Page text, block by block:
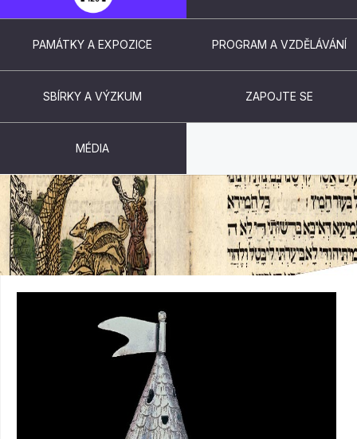
PAMÁTKY A EXPOZICE PROGRAM A VZDĚLÁVÁNÍ
SBÍRKY A VÝZKUM ZAPOJTE SE
MÉDIA
RITUÁLNÍ KOŘENKA (SLON)